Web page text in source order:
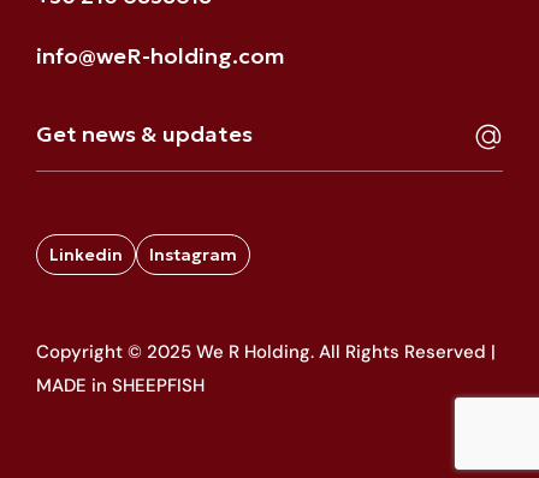
info@weR-holding.com
Linkedin Instagram
Copyright © 2025 We R Holding. All Rights Reserved |
MADE in SHEEPFISH